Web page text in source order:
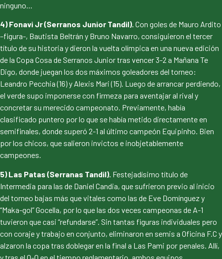
ninguno…
4) Fonavi Jr (Serranos Junior Tandil). Con goles de Mauro Ardito
–figura-, Bautista Beltrán y Bruno Navarro, consiguieron el tercer
título de su historia y dieron la vuelta olímpica en una nueva edición
de la Copa Cosa de Serranos Junior tras vencer 3-2 a Mañana Te
Digo, donde juegan los dos máximos goleadores del torneo:
Leandro Pecchia (16) y Alexis Mari (15). Luego de arrancar perdiendo,
el verde supo imponerse con firmeza para aventajar al rival y
concretar su merecido campeonato. Previamente, había
clasificado puntero por lo que se había metido directamente en
semifinales, donde superó 2-1 al último campeón Equipinho. Bien
por los chicos, que salieron invictos e inobjetablemente
campeones.
5) Las Patas (Serranas Tandil). Festejadísimo título de
Intermedia para las de Daniel Candia, que sufrieron previo al inicio
del torneo bajas más que vitales como las de Eve Domínguez y
“Maka-gol” Gocella, por lo que las dos veces campeonas de A-1
tuvieron que casi “refundarse”. Sin tantas figuras individuales pero
con coraje y trabajo en conjunto, eliminaron en semis a Oficina F.C y
alzaron la copa tras doblegar en la final a Las Pami por penales. Allí,